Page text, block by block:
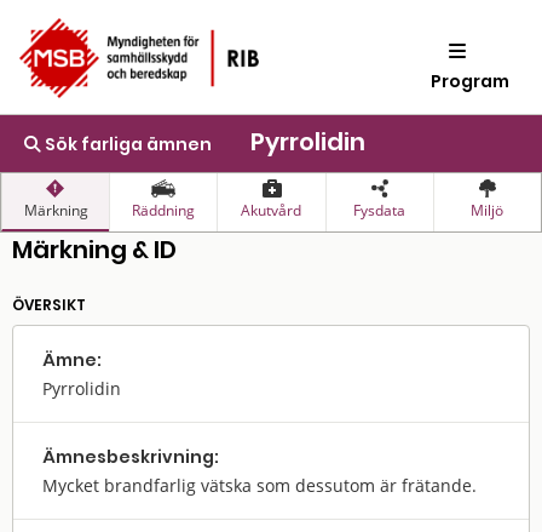
Program
Sök farliga ämnen Pyrrolidin
Märkning Räddning Akutvård Fysdata Miljö
Märkning & ID
ÖVERSIKT
Ämne:
Pyrrolidin
Ämnes­beskrivning:
Mycket brandfarlig vätska som dessutom är frätande.